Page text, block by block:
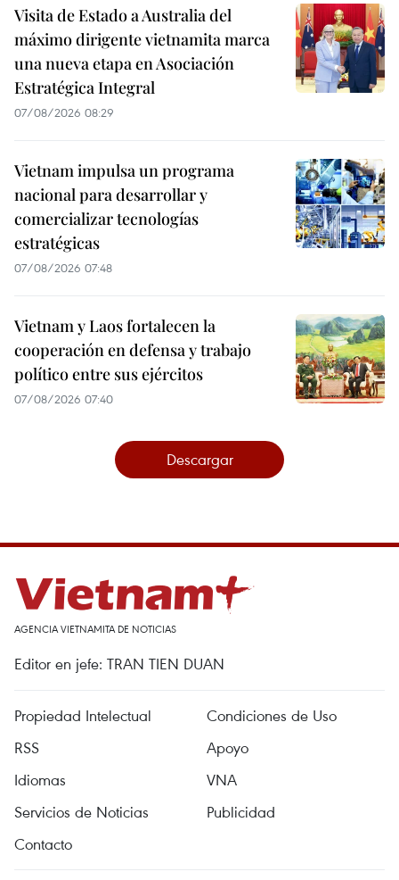
Visita de Estado a Australia del
máximo dirigente vietnamita marca
una nueva etapa en Asociación
Estratégica Integral
07/08/2026 08:29
Vietnam impulsa un programa
nacional para desarrollar y
comercializar tecnologías
estratégicas
07/08/2026 07:48
Vietnam y Laos fortalecen la
cooperación en defensa y trabajo
político entre sus ejércitos
07/08/2026 07:40
Descargar
AGENCIA VIETNAMITA DE NOTICIAS
Editor en jefe: TRAN TIEN DUAN
Propiedad Intelectual
Condiciones de Uso
RSS
Apoyo
Idiomas
VNA
Servicios de Noticias
Publicidad
Contacto